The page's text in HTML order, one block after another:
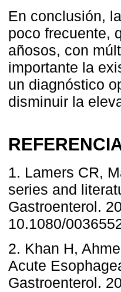
En conclusión,
poco frecuente,
añosos, con
importante la
un diagnóstico
disminuir la
1. Lamers CR,
series and
Gastroenterol.
10.1080/
2. Khan H,
Acute
Gastroenterol.